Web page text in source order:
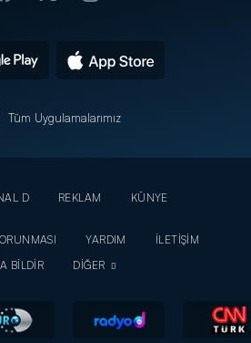
Tüm Uygulamalarımız
D REKLAM
KÜNYE
YARDIM
İLETİŞİM
BİLDİR
DİĞER